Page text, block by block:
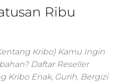
media,promosi
smm,media
digital,jasa digital
marketing
Ribu
Kribo) Kamu Ingin
Daftar Reseller
Kribo Enak, Gurih, Bergizi